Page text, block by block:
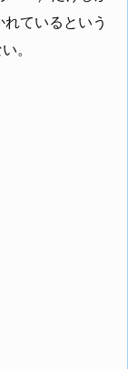
ているという
。